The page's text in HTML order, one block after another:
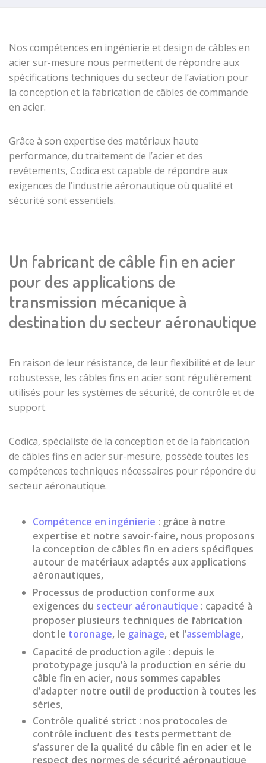
steel cables
End caps for
cable
Industrial
microcables
Stainless steel
Sheathed
stainless steel
microcables
Push-pull
cables
Push-pull
stainless steel
cable
Tips
Stepped
cylindrical tip
Crossbar stop
sleeve
terminals
Ball end
Threaded rod
end
Loop end for
steel traction
cable
End cap
sleeved
metal sheaths
Crimped HEX
SCREW sheath
end
Neckline tip
End caps for
metal sheaths
Sheath end
caps zinc-
plated steel
turnbuckle
body
flexible shafts
Cylindrical
Crimp Ends
with inner
sheath
BP Type
Sheaves/Pulleys
sheave/pulley
self-lubricated
bearing
Ball bearing UP
type
sheaves/blocks
Plastic tube
POM / PE steel
Accessories
Proto Box case
crimping pliers
Cable cutters
Cable ties
coils
Nos compétences en ingénierie etdesign de câbles en
acier sur-mesure nous permettent de répondre aux
spécifications techniques du secteur de l’aviation pour
la conception et la fabrication de câbles de commande
en acier.
Grâce à son expertise des matériaux haute
performance, du traitement de l’acier et des
revêtements, Codica est capable de répondre aux
exigences de l’industrie aéronautique où qualité et
sécurité sont essentiels.
Un fabricant de câble fin en acier
pour des applications de
transmission mécanique à
destination du secteur aéronautique
En raison de leur résistance, de leur flexibilité et de leur
robustesse, les câbles fins en aciersont régulièrement
utilisés pour les systèmes de sécurité, de contrôle et de
support.
Codica, spécialiste de la conception et de la fabrication
de câbles fins en acier sur-mesure, possède toutes les
compétences techniques nécessaires pour répondre du
secteur aéronautique.
Compétence en ingénierie : grâce à notre
expertise et notre savoir-faire, nous proposons
la conception de câbles fin en aciers spécifiques
autour de matériaux adaptés aux applications
aéronautiques,
Processus de production conforme aux
exigences du secteur aéronautique : capacité à
proposer plusieurs techniques de fabrication
dont le toronage, le gainage, et l’assemblage,
Capacité de production agile : depuis le
prototypage jusqu’à la production en série du
câble fin en acier, nous sommes capables
d’adapter notre outil de production à toutes les
séries,
Contrôle qualité strict : nos protocoles de
contrôle incluent des tests permettant de
s’assurer de la qualité du câble fin en acier et le
respect des normes de sécurité aéronautique